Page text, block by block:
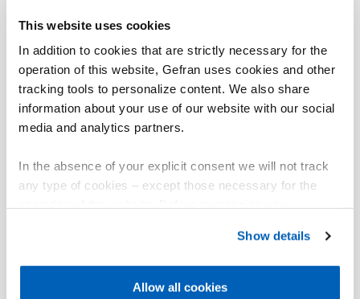
This website uses cookies
In addition to cookies that are strictly necessary for the
operation of this website, Gefran uses cookies and other
tracking tools to personalize content. We also share
information about your use of our website with our social
media and analytics partners.
In the absence of your explicit consent we will not track
any type of cookies – except those necessary for the
Gefran - Cookie
policy.
Show details
Allow all cookies